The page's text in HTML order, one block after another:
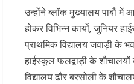
उन्होंने ब्लॉक मुख्यालय पाबौं में
होकर विभिन्न कार्यो, जुनियर
प्राथमिक विद्यालय जवाड़ी के
हाईस्कूल फलद्वाड़ी के शौचालयों
विद्यालय ढौर बरसोली के